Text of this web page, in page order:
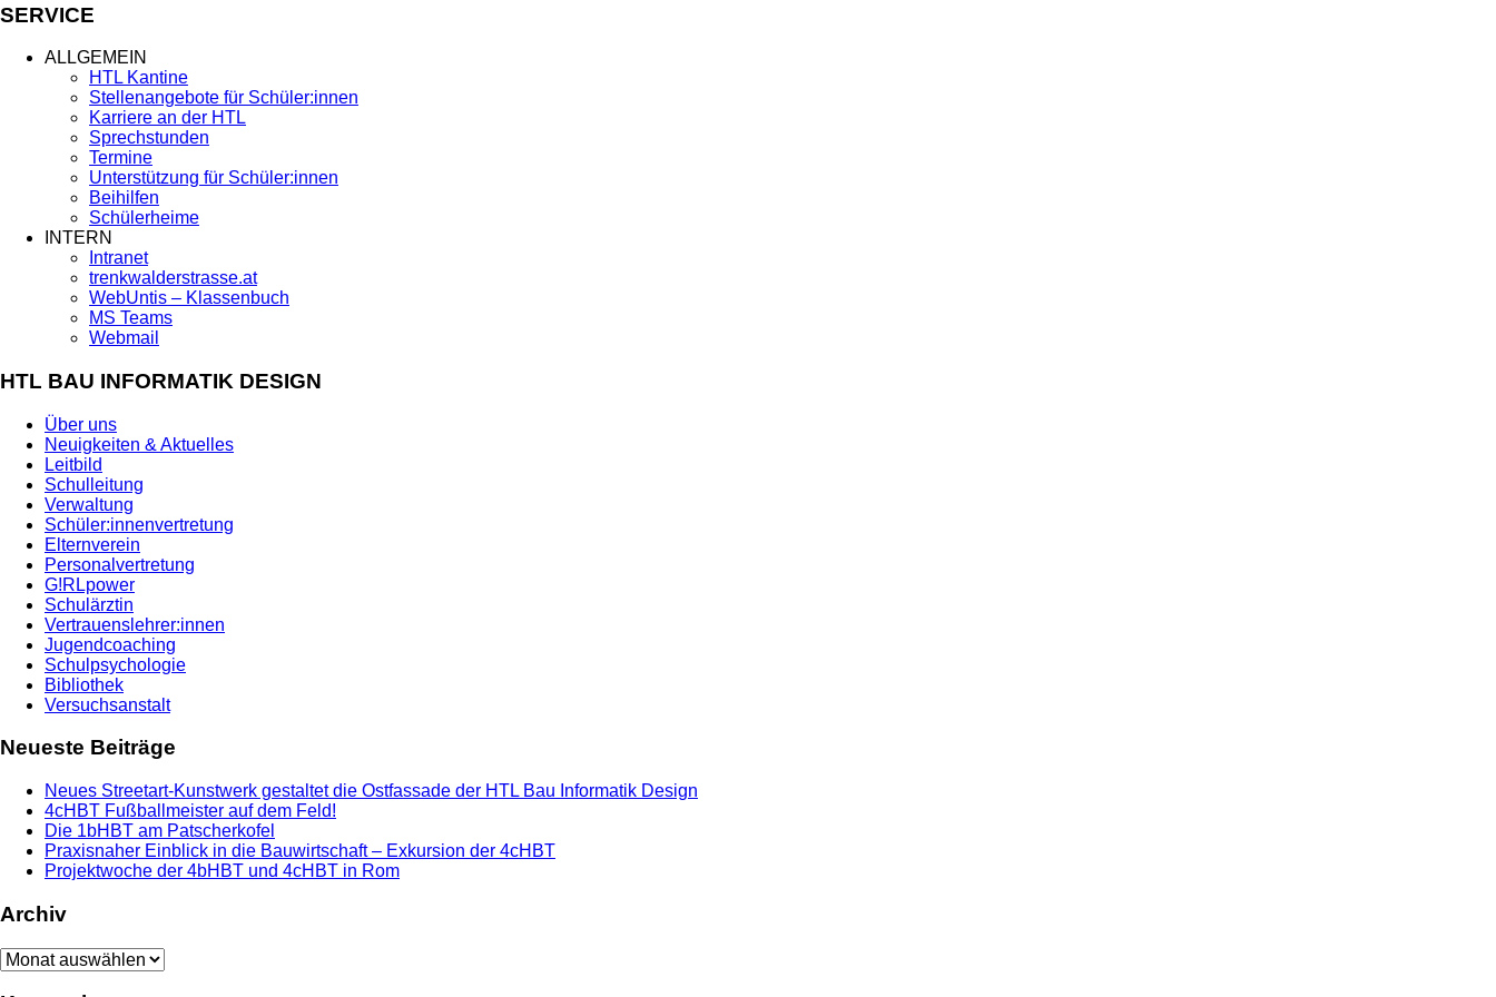
SERVICE
ALLGEMEIN
HTL Kantine
Stellenangebote für Schüler:innen
Karriere an der HTL
Sprechstunden
Termine
Unterstützung für Schüler:innen
Beihilfen
Schülerheime
INTERN
Intranet
trenkwalderstrasse.at
WebUntis – Klassenbuch
MS Teams
Webmail
HTL BAU INFORMATIK DESIGN
Über uns
Neuigkeiten & Aktuelles
Leitbild
Schulleitung
Verwaltung
Schüler:innenvertretung
Elternverein
Personalvertretung
G!RLpower
Schulärztin
Vertrauenslehrer:innen
Jugendcoaching
Schulpsychologie
Bibliothek
Versuchsanstalt
Neueste Beiträge
Neues Streetart-Kunstwerk gestaltet die Ostfassade der HTL Bau Informatik Design
4cHBT Fußballmeister auf dem Feld!
Die 1bHBT am Patscherkofel
Praxisnaher Einblick in die Bauwirtschaft – Exkursion der 4cHBT
Projektwoche der 4bHBT und 4cHBT in Rom
Archiv
Archiv